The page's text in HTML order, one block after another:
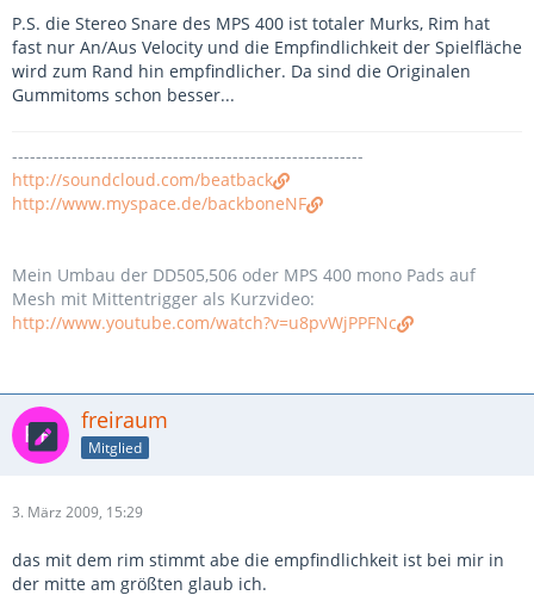
P.S. die Stereo Snare des MPS 400 ist totaler Murks, Rim hat
fast nur An/Aus Velocity und die Empfindlichkeit der Spielfläche
wird zum Rand hin empfindlicher. Da sind die Originalen
Gummitoms schon besser...
-----------------------------------------------------------
http://soundcloud.com/beatback
http://www.myspace.de/backboneNF
Mein Umbau der DD505,506 oder MPS 400 mono Pads auf
Mesh mit Mittentrigger als Kurzvideo:
http://www.youtube.com/watch?v=u8pvWjPPFNc
freiraum
Mitglied
3. März 2009, 15:29
das mit dem rim stimmt abe die empfindlichkeit ist bei mir in
der mitte am größten glaub ich.